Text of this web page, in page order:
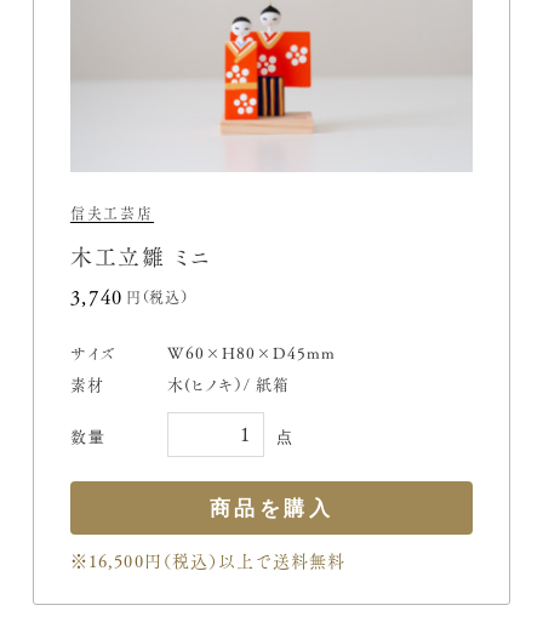
信夫工芸店
木工立雛 ミニ
3,740円(税込)
サイズ
W60×H80×D45mm
素材
木(ヒノキ）/ 紙箱
※16,500円（税込）以上で送料無料